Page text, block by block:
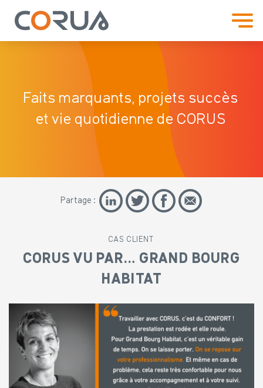
Faits marquants, projets succès
et vie quotidienne de CORUS
Partage :
CAS CLIENT
CORUS VU PAR… GRAND BOURG
HABITAT